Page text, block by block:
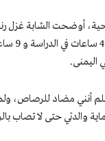
أوضحت الشابة
اليمنى.
أنني مضاد للرصاص،
والدتي حتى لا تصاب